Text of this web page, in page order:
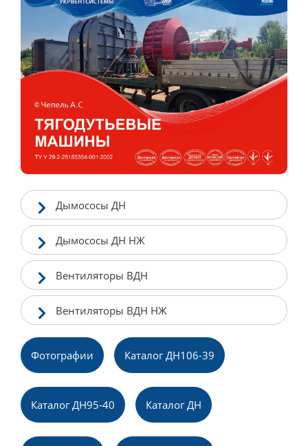
Дымососы ДН
Дымососы ДН НЖ
Вентиляторы ВДН
Вентиляторы ВДН НЖ
Фотографии Каталог ДН106-39
Каталог ДН95-40 Каталог ДН